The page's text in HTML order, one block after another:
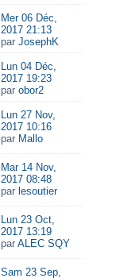
Mer 06 Déc,
2017 21:13
par JosephK
Lun 04 Déc,
2017 19:23
par obor2
Lun 27 Nov,
2017 10:16
par Mallo
Mar 14 Nov,
2017 08:48
par lesoutier
Lun 23 Oct,
2017 13:19
par ALEC SQY
Sam 23 Sep,